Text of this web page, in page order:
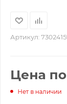
Артикул:
Цена
Нет в наличии